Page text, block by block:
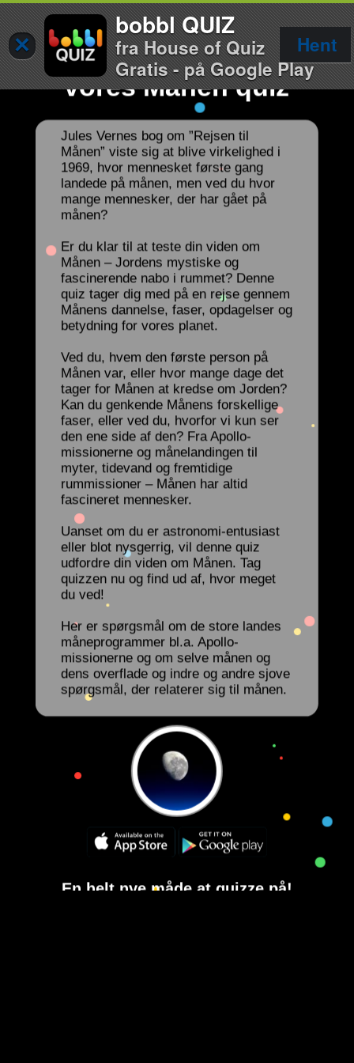
×
bobbl QUIZ
fra House of Quiz
Gratis - på Google Play
Hent
Download og spil
vores Månen quiz
Jules Vernes bog om ”Rejsen til
Månen” viste sig at blive virkelighed i
1969, hvor mennesket første gang
landede på månen, men ved du hvor
mange mennesker, der har gået på
månen?
Er du klar til at teste din viden om
Månen – Jordens mystiske og
fascinerende nabo i rummet? Denne
quiz tager dig med på en rejse gennem
Månens dannelse, faser, opdagelser og
betydning for vores planet.
Ved du, hvem den første person på
Månen var, eller hvor mange dage det
tager for Månen at kredse om Jorden?
Kan du genkende Månens forskellige
faser, eller ved du, hvorfor vi kun ser
den ene side af den? Fra Apollo-
missionerne og månelandingen til
myter, tidevand og fremtidige
rummissioner – Månen har altid
fascineret mennesker.
Uanset om du er astronomi-entusiast
eller blot nysgerrig, vil denne quiz
udfordre din viden om Månen. Tag
quizzen nu og find ud af, hvor meget
du ved!
Her er spørgsmål om de store landes
måneprogrammer bl.a. Apollo-
missionerne og om selve månen og
dens overflade og indre og andre sjove
spørgsmål, der relaterer sig til månen.
En helt nye måde at quizze på!